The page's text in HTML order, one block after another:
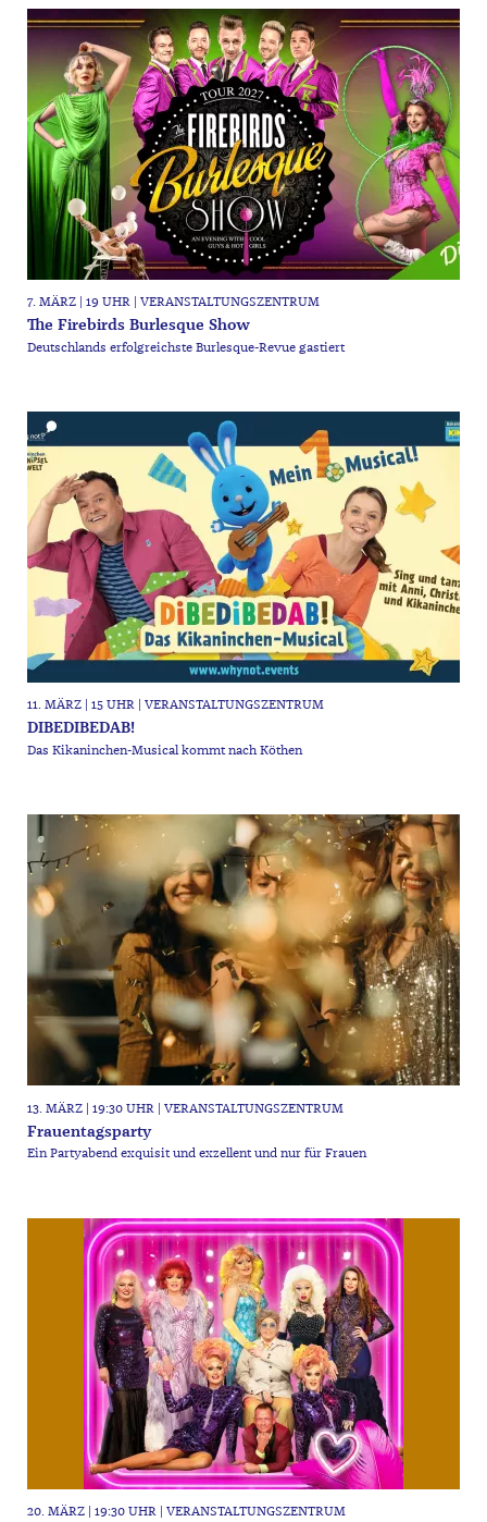
7. MÄRZ | 19 UHR | VERANSTALTUNGSZENTRUM
The Firebirds Burlesque Show
Deutschlands erfolgreichste Burlesque-Revue gastiert
11. MÄRZ | 15 UHR | VERANSTALTUNGSZENTRUM
DIBEDIBEDAB!
Das Kikaninchen-Musical kommt nach Köthen
13. MÄRZ | 19:30 UHR | VERANSTALTUNGSZENTRUM
Frauentagsparty
Ein Partyabend exquisit und exzellent und nur für Frauen
20. MÄRZ | 19:30 UHR | VERANSTALTUNGSZENTRUM